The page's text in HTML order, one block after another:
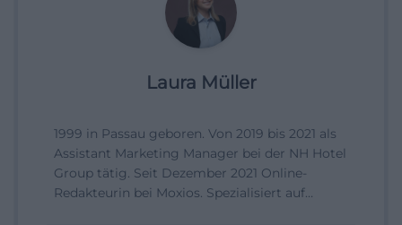
Laura Müller
1999 in Passau geboren. Von 2019 bis 2021 als
Assistant Marketing Manager bei der NH Hotel
Group tätig. Seit Dezember 2021 Online-
Redakteurin bei Moxios. Spezialisiert auf